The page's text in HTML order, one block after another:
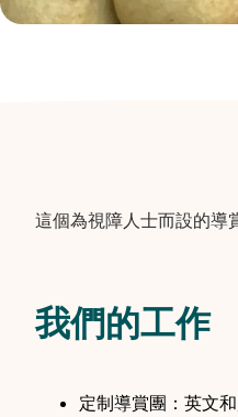
這個為視障人士而設的導
我們的工作
定制導賞團：英文